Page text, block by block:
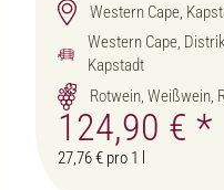
Western Cape,
Western Cape,
Kapstadt
Rotwein, Weißwein,
124,90 €*
27,76 € pro 1 l